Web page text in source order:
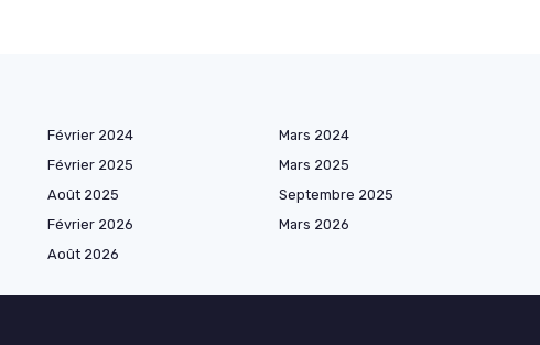
Février 2024
Mars 2024
Février 2025
Mars 2025
Août 2025
Septembre 2025
Février 2026
Mars 2026
Août 2026